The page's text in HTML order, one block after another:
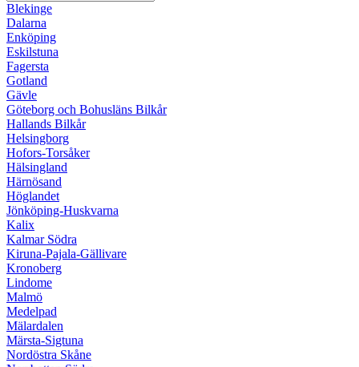
Blekinge
Dalarna
Enköping
Eskilstuna
Fagersta
Gotland
Gävle
Göteborg och Bohusläns Bilkår
Hallands Bilkår
Helsingborg
Hofors-Torsåker
Hälsingland
Härnösand
Höglandet
Jönköping-Huskvarna
Kalix
Kalmar Södra
Kiruna-Pajala-Gällivare
Kronoberg
Lindome
Malmö
Medelpad
Mälardalen
Märsta-Sigtuna
Nordöstra Skåne